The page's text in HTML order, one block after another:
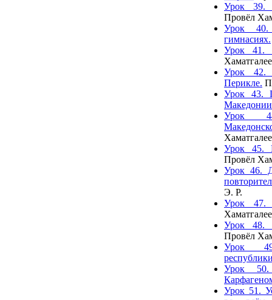
Урок 39.
Провёл
Урок
гимнасиях.
Урок 41.
Урок 42.
Перикле.
Урок 43.
Урок
Урок 45.
Провёл
Урок 46.
Э. Р.
Урок 47.
Урок 48.
Провёл
Урок
Урок
Урок 51.